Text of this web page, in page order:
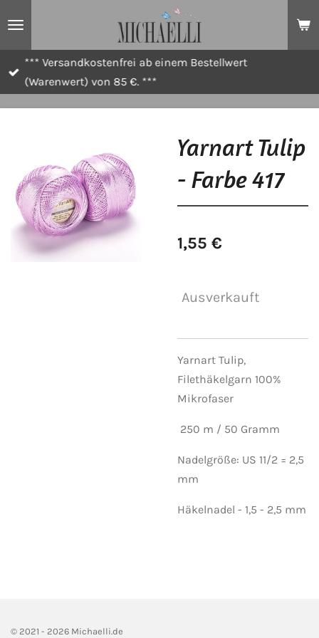
*** Versandkostenfrei ab einem Bestellwert
(Warenwert) von 85 €. ***
Yarnart Tulip
- Farbe 417
1,55 €
Ausverkauft
Yarnart Tulip,
Filethäkelgarn 100%
Mikrofaser
250 m / 50 Gramm
Nadelgröße: US 11/2 = 2,5
mm
Häkelnadel - 1,5 - 2,5 mm
© 2021 - 2026 Michaelli.de